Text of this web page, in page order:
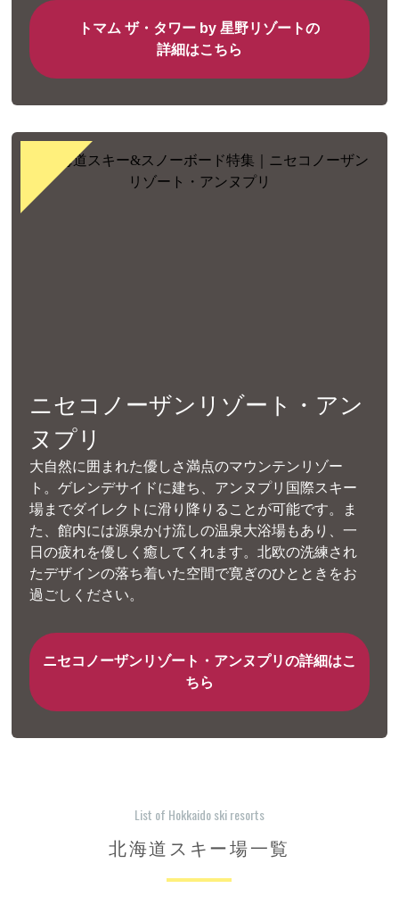
トマム ザ・タワー by 星野リゾートの
詳細はこちら
ニセコノーザンリゾート・アン
ヌプリ
大自然に囲まれた優しさ満点のマウンテンリゾー
ト。ゲレンデサイドに建ち、アンヌプリ国際スキー
場までダイレクトに滑り降りることが可能です。ま
た、館内には源泉かけ流しの温泉大浴場もあり、一
日の疲れを優しく癒してくれます。北欧の洗練され
たデザインの落ち着いた空間で寛ぎのひとときをお
過ごしください。
ニセコノーザンリゾート・アンヌプリの詳細はこ
ちら
List of Hokkaido ski resorts
北海道スキー場一覧